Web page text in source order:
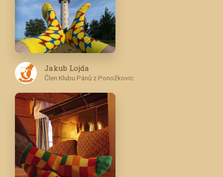
Jakub Lojda
Člen Klubu Pánů z Ponožkovic